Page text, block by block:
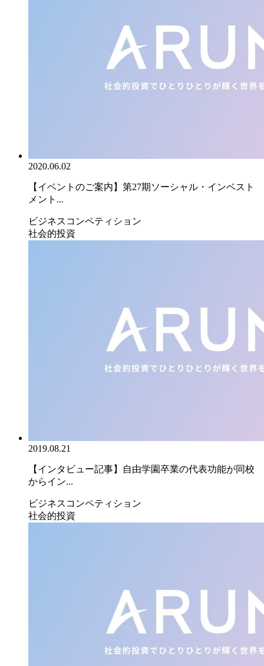
2020.06.02
【イベントのご案内】第27期ソーシャル・インベスト
メント...
ビジネスコンペティション
社会的投資
2019.08.21
【インタビュー記事】自由学園卒業の代表功能が同校
からイン...
ビジネスコンペティション
社会的投資